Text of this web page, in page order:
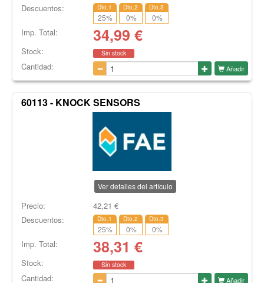
Descuentos:
Dto.1
25%
Dto.2
0%
Dto.3
0%
Imp. Total: 34,99 €
Stock: Sin stock
Cantidad: Añadir
60113 - KNOCK SENSORS
Ver detalles del artículo
Precio: 42,21 €
Descuentos:
Dto.1
25%
Dto.2
0%
Dto.3
0%
Imp. Total: 38,31 €
Stock: Sin stock
Cantidad: Añadir